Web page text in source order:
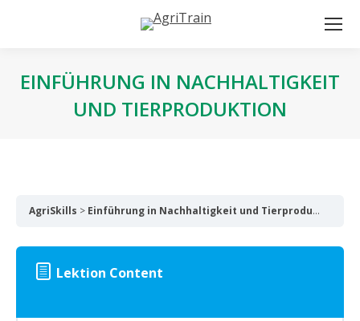
EINFÜHRUNG IN NACHHALTIGKEIT
UND TIERPRODUKTION
AgriSkills Einführung in Nachhaltigkeit und Tierproduktion
Lektion Content